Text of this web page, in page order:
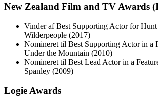
New Zealand Film and TV Awards
Vinder af Best Supporting Actor for
Wilderpeople (2017)
Nomineret til Best Supporting Actor in a
Under the Mountain (2010)
Nomineret til Best Lead Actor in a
Spanley (2009)
Logie Awards